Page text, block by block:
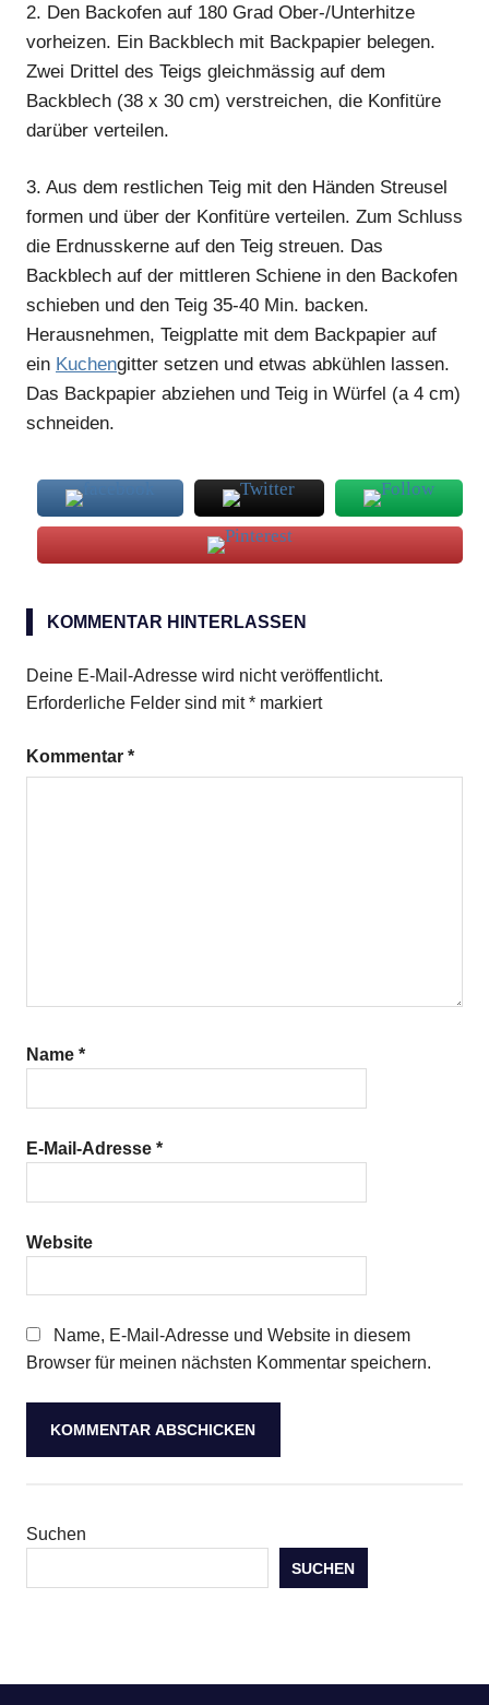
2. Den Backofen auf 180 Grad Ober-/Unterhitze
vorheizen. Ein Backblech mit Backpapier belegen.
Zwei Drittel des Teigs gleichmässig auf dem
Backblech (38 x 30 cm) verstreichen, die Konfitüre
darüber verteilen.
3. Aus dem restlichen Teig mit den Händen Streusel
formen und über der Konfitüre verteilen. Zum Schluss
die Erdnusskerne auf den Teig streuen. Das
Backblech auf der mittleren Schiene in den Backofen
schieben und den Teig 35-40 Min. backen.
Herausnehmen, Teigplatte mit dem Backpapier auf
ein Kuchengitter setzen und etwas abkühlen lassen.
Das Backpapier abziehen und Teig in Würfel (a 4 cm)
schneiden.
Konfitüre
Würfel
KOMMENTAR HINTERLASSEN
Deine E-Mail-Adresse wird nicht veröffentlicht.
Erforderliche Felder sind mit* markiert
Kommentar *
Name *
E-Mail-Adresse *
Website
Name, E-Mail-Adresse und Website in diesem
Browser für meinen nächsten Kommentar speichern.
Suchen
SUCHEN